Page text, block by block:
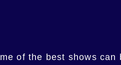
of the best shows